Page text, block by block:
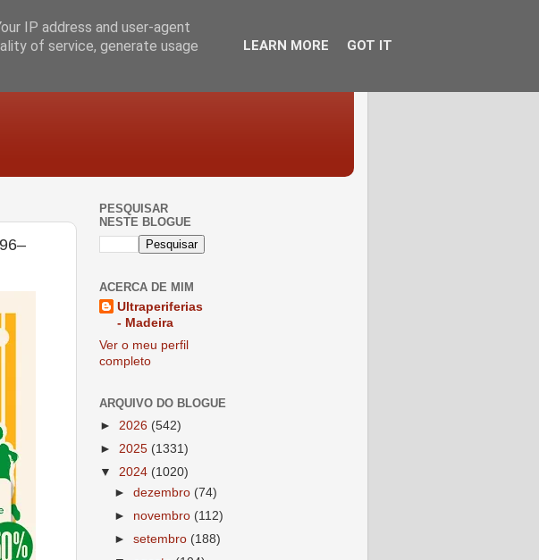
PESQUISAR
NESTE BLOGUE
ACERCA DE MIM
Ultraperiferias
- Madeira
Ver o meu perfil
completo
ARQUIVO DO BLOGUE
► 2026 (542)
► 2025 (1331)
▼ 2024 (1020)
►dezembro (74)
► novembro (112)
►setembro (188)
IP address and user-agent
of service, generate usage
LEARN MORE GOT IT